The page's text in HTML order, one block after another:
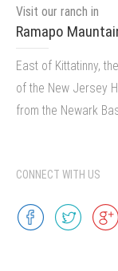
Visit our ranch in
Ramapo
East of Kittatinny,
of the New Jersey
from the Newark
CONNECT WITH US